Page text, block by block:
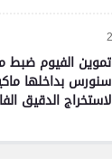
تموين الفيوم ضبط
سنورس بداخلها
لاستخراج الدقيق